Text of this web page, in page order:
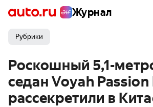
Журнал
Рубрики
Роскошный 5,1-
седан Voyah Passion
рассекретили в